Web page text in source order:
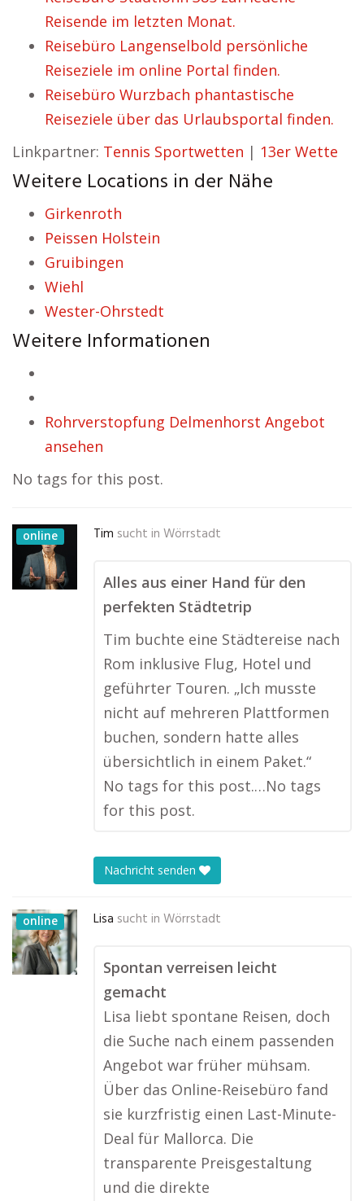
Reisende im letzten Monat.
Reisebüro Langenselbold persönliche
Reiseziele im online Portal finden.
Reisebüro Wurzbach phantastische
Reiseziele über das Urlaubsportal finden.
Linkpartner: Tennis Sportwetten | 13er Wette
Weitere Locations in der Nähe
Girkenroth
Peissen Holstein
Gruibingen
Wiehl
Wester-Ohrstedt
Weitere Informationen
Rohrverstopfung Delmenhorst Angebot
ansehen
No tags for this post.
online Tim sucht in Wörrstadt
Alles aus einer Hand für den
perfekten Städtetrip
Tim buchte eine Städtereise nach
Rom inklusive Flug, Hotel und
geführter Touren. „Ich musste
nicht auf mehreren Plattformen
buchen, sondern hatte alles
übersichtlich in einem Paket.“
No tags for this post.…No tags
for this post.
Nachricht senden
online Lisa sucht in Wörrstadt
Spontan verreisen leicht
gemacht
Lisa liebt spontane Reisen, doch
die Suche nach einem passenden
Angebot war früher mühsam.
Über das Online-Reisebüro fand
sie kurzfristig einen Last-Minute-
Deal für Mallorca. Die
transparente Preisgestaltung
und die direkte